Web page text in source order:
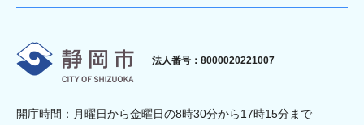
静岡市
法人番号：8000020221007
開庁時間：月曜日から金曜日の8時30分から17時15分まで